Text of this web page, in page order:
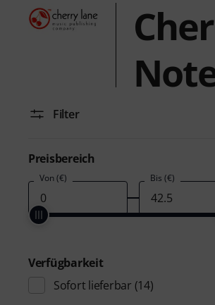
Filter
Preisbereich
Von (€) Bis (€)
Verfügbarkeit
Sofort lieferbar (14)